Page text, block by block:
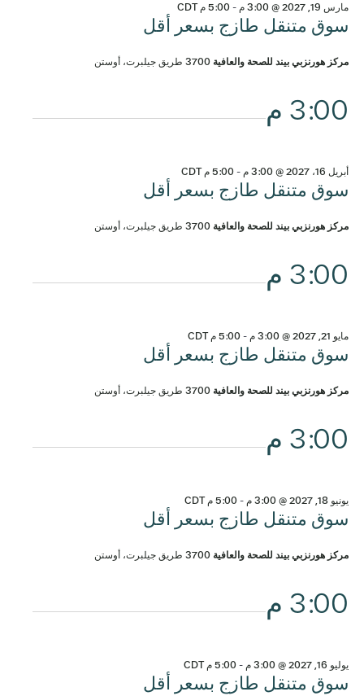
سوق متنقل طازج بسعر أقل
مارس 19, 2027 @ 3:00 م -5:00 م CDT
مركز هورنزبي بيند للصحة والعافية3700 طريق جيلبرت، أوستن
3:00 م
سوق متنقل طازج بسعر أقل
أبريل 16، 2027 @ 3:00 م -5:00 م CDT
مركز هورنزبي بيند للصحة والعافية3700 طريق جيلبرت، أوستن
3:00 م
سوق متنقل طازج بسعر أقل
مايو 21, 2027 @ 3:00 م -5:00 م CDT
مركز هورنزبي بيند للصحة والعافية3700 طريق جيلبرت، أوستن
3:00 م
سوق متنقل طازج بسعر أقل
يونيو 18, 2027 @ 3:00 م -5:00 م CDT
مركز هورنزبي بيند للصحة والعافية3700 طريق جيلبرت، أوستن
3:00 م
سوق متنقل طازج بسعر أقل
يوليو 16, 2027 @ 3:00 م -5:00 م CDT